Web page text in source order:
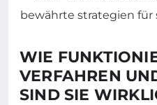
WIE
VERFAHREN
SIND SIE